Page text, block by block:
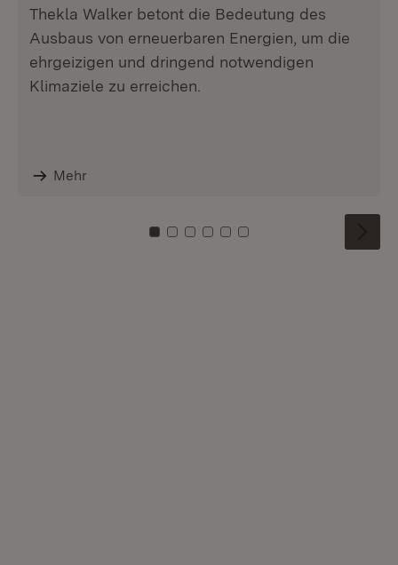
Thekla Walker betont die Bedeutung des
Ausbaus von erneuerbaren Energien, um die
ehrgeizigen und dringend notwendigen
Klimaziele zu erreichen.
Mehr
Zu Kachel: 0
Zu Kachel: 1
Zu Kachel: 2
Zu Kachel: 3
Zu Kachel: 4
Zu Kachel: 5